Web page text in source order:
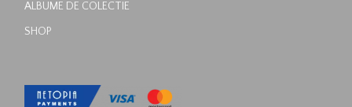
ALBUME DE COLECTIE
SHOP